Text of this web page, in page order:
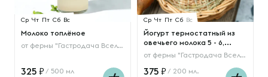
Ср Чт Пт Сб Вс
Молоко топлёное
от фермы "Гастродача Вселуг"
325 / 500 мл
Ср Чт Пт Сб Вс
Йогурт термостатный из
овечьего молока 5 - 6,...
от фермы "Гастродача Вселуг"
375 / 200 мл.